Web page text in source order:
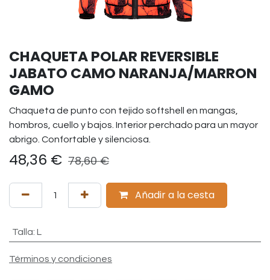
CHAQUETA POLAR REVERSIBLE
JABATO CAMO NARANJA/MARRON
GAMO
Chaqueta de punto con tejido softshell en mangas,
hombros, cuello y bajos. Interior perchado para un mayor
abrigo. Confortable y silenciosa.
48,36 € 78,60€
Añadir a la cesta
Talla: L
Términos y condiciones